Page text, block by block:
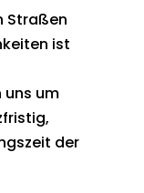
Straßen
ist
uns um
der